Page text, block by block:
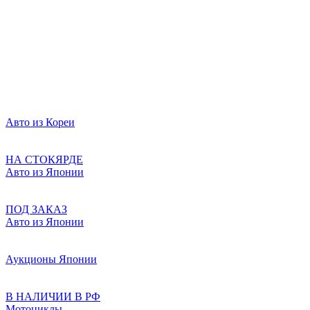
Авто из Кореи
НА СТОКЯРДЕ
Авто из Японии
ПОД ЗАКАЗ
Авто из Японии
Аукционы Японии
В НАЛИЧИИ В РФ